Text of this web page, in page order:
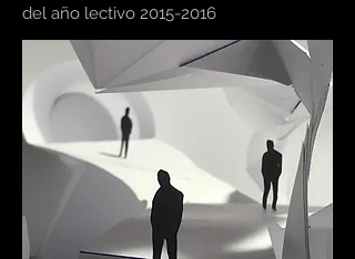
del año lectivo 2015-2016